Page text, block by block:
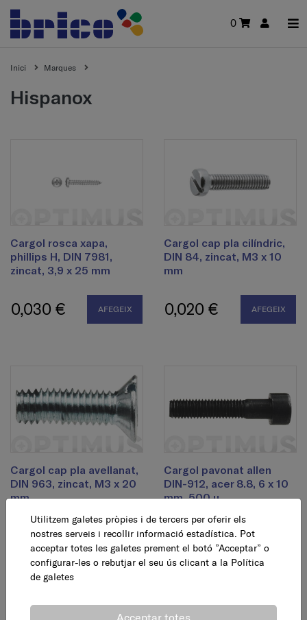
0
Inici Marques
hispanox
Cargol rosca xapa,
phillips H, DIN 7981,
zincat, 3,9 x 25 mm
0,030 € AFEGEIX
Cargol cap pla cilíndric,
DIN 84, zincat, M3 x 10
mm
0,020 € AFEGEIX
Cargol cap pla avellanat,
DIN 963, zincat, M3 x 20
mm
0,030 € AFEGEIX
Cargol pavonat allen
DIN-912, acer 8.8, 6 x 10
mm, 500 u.
17,95 € AFEGEIX
Utilitzem galetes pròpies i de tercers per oferir els
nostres serveis i recollir informació estadística. Pot
acceptar totes les galetes prement el botó ”Acceptar” o
configurar-les o rebutjar el seu ús clicant a la Política
de galetes
Acceptar totes